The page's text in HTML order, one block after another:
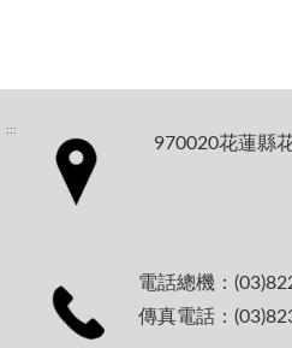
:::
970020花蓮縣
電話總機：
傳真電話：